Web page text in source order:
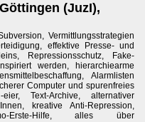
(JuzI),
Vermittlungsstrategien
effektive Presse- und
Repressionsschutz, Fake-
werden, hierarchiearme
Alarmlisten
Computer und spurenfreies
Text-Archive, alternativer
kreative Anti-Repression,
Erste-Hilfe, alles über